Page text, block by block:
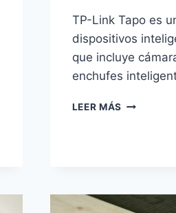
TP-Link Tapo es
dispositivos
que incluye
enchufes
LEER MÁS TP-
ES,